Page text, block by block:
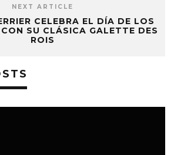
NEXT ARTICLE
CELEBRA EL DÍA DE LOS
SU CLÁSICA GALETTE DES
ROIS